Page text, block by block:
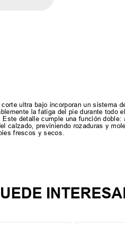
ultra bajo incorporan un sistema
la fatiga del pie durante todo
detalle cumple una función doble:
calzado, previniendo rozaduras y
frescos y secos.